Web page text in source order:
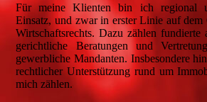
Für meine Klienten bin ich regional
Einsatz, und zwar in erster Linie auf
Wirtschaftsrechts. Dazu zählen fundierte
gerichtliche Beratungen und
gewerbliche Mandanten. Insbesondere
rechtlicher Unterstützung rund um
mich zählen.